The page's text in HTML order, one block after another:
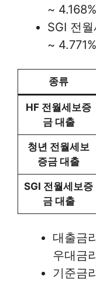
~ 4.168%
SGI 전
~ 4.771%
종류
HF 전월세보증
금 대출
청년 전월세보
증금 대출
SGI 전월세보증
금 대출
대출금
우대금
기준금